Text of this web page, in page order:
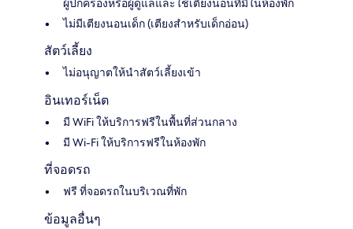
ผู้ปกครองหรือผู้ดูแลและใช้เตียงนอนที่มีในห้องพัก
ไม่มีเตียงนอนเด็ก (เตียงสำหรับเด็กอ่อน)
สัตว์เลี้ยง
ไม่อนุญาตให้นำสัตว์เลี้ยงเข้า
อินเทอร์เน็ต
มี WiFi ให้บริการฟรีในพื้นที่ส่วนกลาง
มี Wi-Fi ให้บริการฟรีในห้องพัก
ที่จอดรถ
ฟรี ที่จอดรถในบริเวณที่พัก
ข้อมูลอื่นๆ